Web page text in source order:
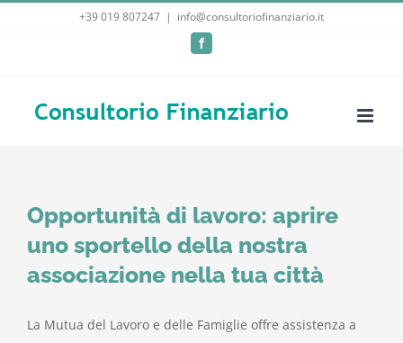
+39 019 807247 | info@consultoriofinanziario.it
Facebook
Opportunità di lavoro: aprire
uno sportello della nostra
associazione nella tua città
La Mutua del Lavoro e delle Famiglie offre assistenza a